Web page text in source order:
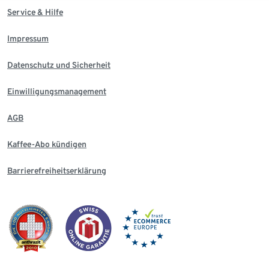
Service & Hilfe
Impressum
Datenschutz und Sicherheit
Einwilligungsmanagement
AGB
Kaffee-Abo kündigen
Barrierefreiheitserklärung